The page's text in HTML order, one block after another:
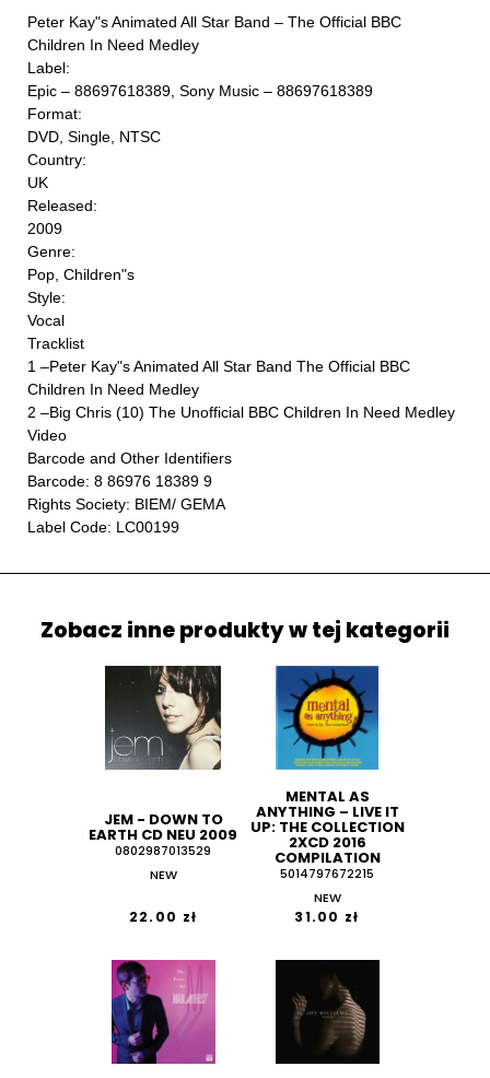
Peter Kay"s Animated All Star Band ‎– The Official BBC
Children In Need Medley
Label:
Epic ‎– 88697618389, Sony Music ‎– 88697618389
Format:
DVD, Single, NTSC
Country:
UK
Released:
2009
Genre:
Pop, Children"s
Style:
Vocal
Tracklist
1 –Peter Kay"s Animated All Star Band The Official BBC
Children In Need Medley
2 –Big Chris (10) The Unofficial BBC Children In Need Medley
Video
Barcode and Other Identifiers
Barcode: 8 86976 18389 9
Rights Society: BIEM/ GEMA
Label Code: LC00199
Zobacz inne produkty w tej kategorii
JEM - DOWN TO
EARTH CD NEU 2009
0802987013529
NEW
22.00 zł
MENTAL AS
ANYTHING ‎– LIVE IT
UP: THE COLLECTION
2XCD 2016
COMPILATION
5014797672215
NEW
31.00 zł